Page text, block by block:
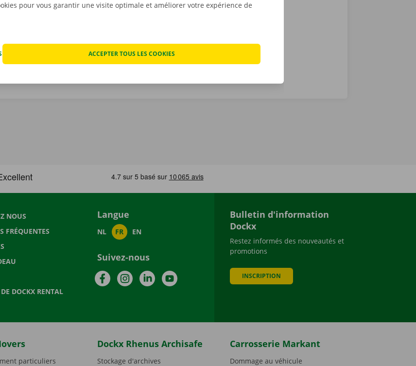
vous profitez d’un service de dépannage disponible 24 h/24 et 7
Ainsi, vous rentrez toujours en toute sécurité.
NOUS
FRÉQUENTES
DOCKX RENTAL
Langue
NL FR EN
Suivez-nous
FacebookInstagramLinkedInYouTube
Bulletin d'information
Dockx
Restez informés des nouveautés et
promotions
INSCRIPTION
particuliers
Dockx Rhenus Archisafe
Stockage d'archives
Carrosserie Markant
Dommage au véhicule
pour vous garantir une visite optimale et améliorer votre expérience de
ACCEPTER TOUS LES COOKIES